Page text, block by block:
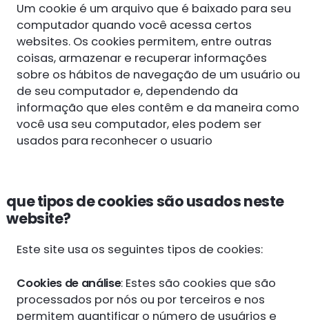
Um cookie é um arquivo que é baixado para seu
computador quando você acessa certos
websites. Os cookies permitem, entre outras
coisas, armazenar e recuperar informações
sobre os hábitos de navegação de um usuário ou
de seu computador e, dependendo da
informação que eles contêm e da maneira como
você usa seu computador, eles podem ser
usados para reconhecer o usuario
que tipos de cookies são usados neste
website?
Este site usa os seguintes tipos de cookies:
Cookies de análise: Estes são cookies que são
processados por nós ou por terceiros e nos
permitem quantificar o número de usuários e